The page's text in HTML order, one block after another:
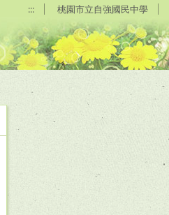
::: 桃園市立自強國民中學